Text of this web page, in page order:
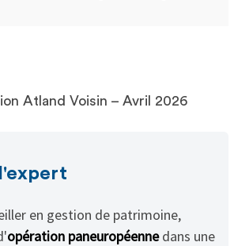
Atland Voisin – Avril 2026
en gestion de patrimoine,
opération paneuropéennedans une